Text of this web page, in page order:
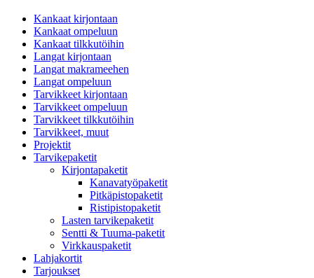
Kankaat kirjontaan
Kankaat ompeluun
Kankaat tilkkutöihin
Langat kirjontaan
Langat makrameehen
Langat ompeluun
Tarvikkeet kirjontaan
Tarvikkeet ompeluun
Tarvikkeet tilkkutöihin
Tarvikkeet, muut
Projektit
Tarvikepaketit
Kirjontapaketit
Kanavatyöpaketit
Pitkäpistopaketit
Ristipistopaketit
Lasten tarvikepaketit
Sentti & Tuuma-paketit
Virkkauspaketit
Lahjakortit
Tarjoukset